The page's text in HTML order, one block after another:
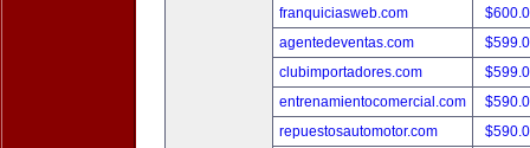
franquiciasweb.com
agentedeventas.com
clubimportadores.com
entrenamientocomercial.com
repuestosautomotor.com